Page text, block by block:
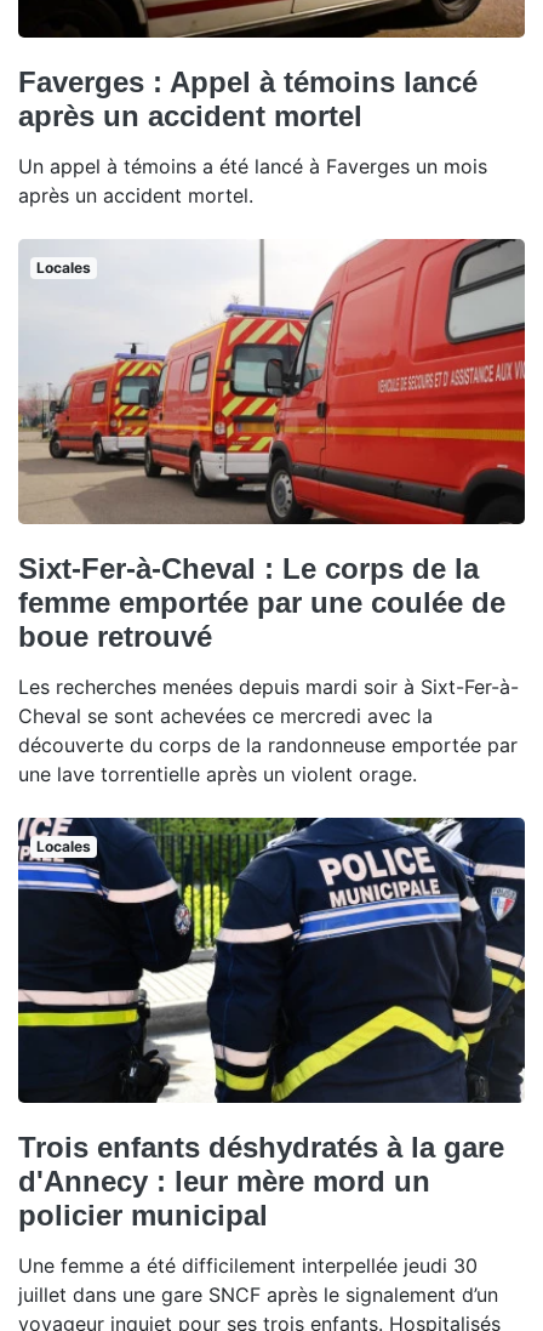
Faverges : Appel à témoins lancé
après un accident mortel
Un appel à témoins a été lancé à Faverges un mois
après un accident mortel.
Locales
Sixt-Fer-à-Cheval : Le corps de la
femme emportée par une coulée de
boue retrouvé
Les recherches menées depuis mardi soir à Sixt-Fer-à-
Cheval se sont achevées ce mercredi avec la
découverte du corps de la randonneuse emportée par
une lave torrentielle après un violent orage.
Locales
Trois enfants déshydratés à la gare
d'Annecy : leur mère mord un
policier municipal
Une femme a été difficilement interpellée jeudi 30
juillet dans une gare SNCF après le signalement d’un
voyageur inquiet pour ses trois enfants. Hospitalisés